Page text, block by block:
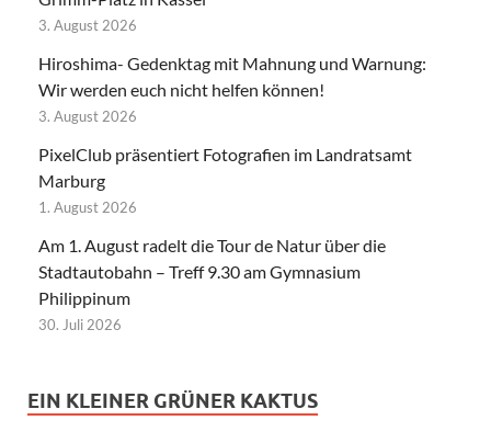
3. August 2026
Hiroshima- Gedenktag mit Mahnung und Warnung:
Wir werden euch nicht helfen können!
3. August 2026
PixelClub präsentiert Fotografien im Landratsamt
Marburg
1. August 2026
Am 1. August radelt die Tour de Natur über die
Stadtautobahn – Treff 9.30 am Gymnasium
Philippinum
30. Juli 2026
EIN KLEINER GRÜNER KAKTUS